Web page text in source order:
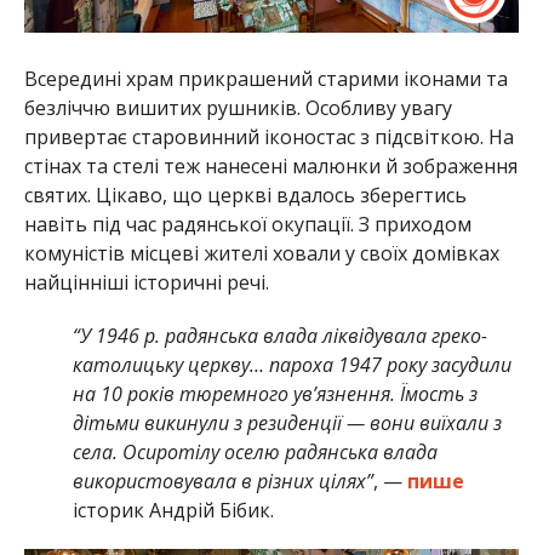
Всередині храм прикрашений старими іконами та
безліччю вишитих рушників. Особливу увагу
привертає старовинний іконостас з підсвіткою. На
стінах та стелі теж нанесені малюнки й зображення
святих. Цікаво, що церкві вдалось зберегтись
навіть під час радянської окупації. З приходом
комуністів місцеві жителі ховали у своїх домівках
найцінніші історичні речі.
“У 1946 р. радянська влада ліквідувала греко-
католицьку церкву… пароха 1947 року засудили
на 10 років тюремного ув’язнення. Їмость з
дітьми викинули з резиденції — вони виїхали з
села. Осиротілу оселю радянська влада
використовувала в різних цілях”, — пише
історик Андрій Бібик.